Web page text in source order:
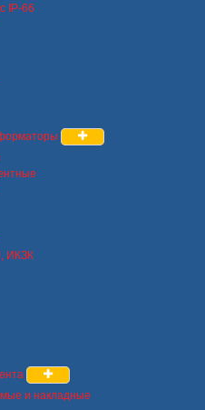
IP-66
ИКЗК
и накладные